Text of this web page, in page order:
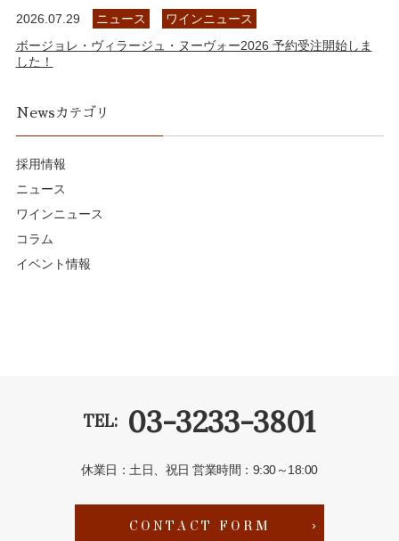
2026.07.29 ニュース
ワインニュース
ボージョレ・ヴィラージュ・ヌーヴォー2026 予約受注開始しま
した！
Newsカテゴリ
採用情報
ニュース
ワインニュース
コラム
イベント情報
TEL: 03-3233-3801
休業日：土日、祝日営業時間：9:30～18:00
CONTACT FORM